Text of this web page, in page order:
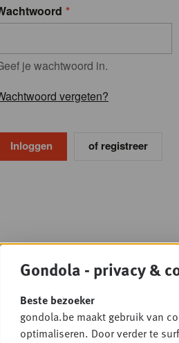
je wachtwoord in.
vergeten?
of registreer
Gondola - privacy &
Beste bezoeker
gondola.be maakt gebruik van
optimaliseren. Door verder te